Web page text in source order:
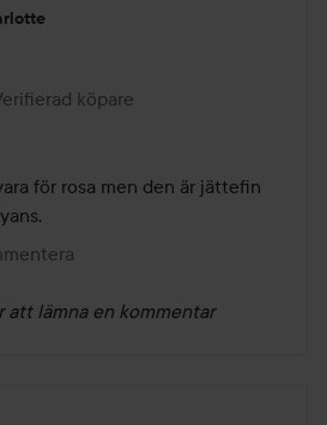
3 år
köpare
för rosa men den är jättefin
att lämna en kommentar